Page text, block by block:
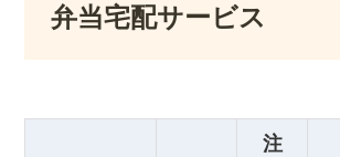
弁当宅配サービス
注